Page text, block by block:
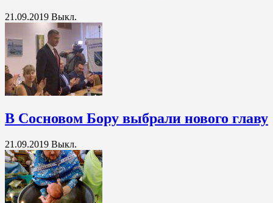
21.09.2019 Выкл.
В Сосновом Бору выбрали нового главу
21.09.2019 Выкл.